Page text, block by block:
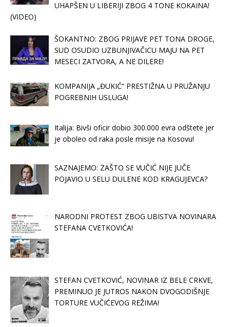
UHAPŠEN U LIBERIJI ZBOG 4 TONE KOKAINA!
(VIDEO)
ŠOKANTNO: ZBOG PRIJAVE PET TONA DROGE,
SUD OSUDIO UZBUNJIVAČICU MAJU NA PET
MESECI ZATVORA, A NE DILERE!
KOMPANIJA „ĐUKIĆ“ PRESTIŽNA U PRUŽANJU
POGREBNIH USLUGA!
Italija: Bivši oficir dobio 300.000 evra odštete jer
je oboleo od raka posle misije na Kosovu!
SAZNAJEMO: ZAŠTO SE VUČIĆ NIJE JUČE
POJAVIO U SELU DULENE KOD KRAGUJEVCA?
NARODNI PROTEST ZBOG UBISTVA NOVINARA
STEFANA CVETKOVIĆA!
STEFAN CVETKOVIĆ, NOVINAR IZ BELE CRKVE,
PREMINUO JE JUTROS NAKON DVOGODIŠNJE
TORTURE VUČIĆEVOG REŽIMA!